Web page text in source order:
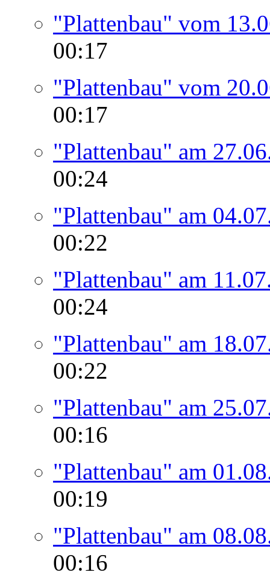
"Plattenbau" vom
00:17
"Plattenbau" vom
00:17
"Plattenbau" am
00:24
"Plattenbau" am
00:22
"Plattenbau" am
00:24
"Plattenbau" am
00:22
"Plattenbau" am
00:16
"Plattenbau" am
00:19
"Plattenbau" am
00:16